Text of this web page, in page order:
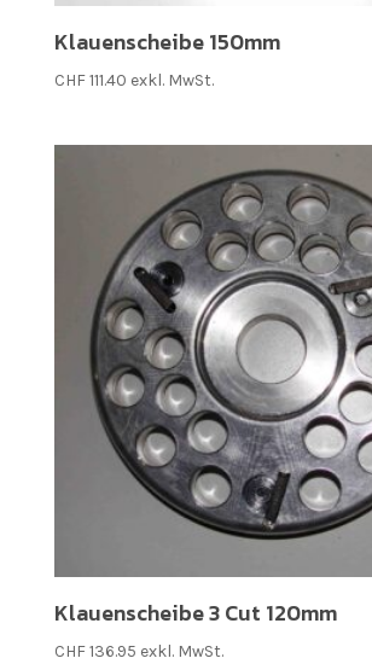
Klauenscheibe 150mm
CHF111.40 exkl. MwSt.
Klauenscheibe 3 Cut 120mm
CHF136.95 exkl. MwSt.